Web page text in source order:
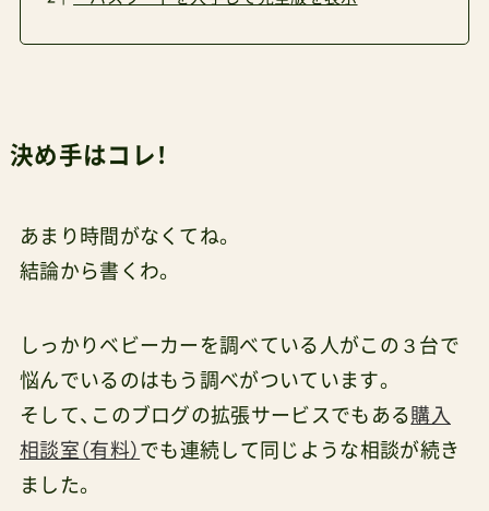
決め手はコレ！
あまり時間がなくてね。
結論から書くわ。
しっかりベビーカーを調べている人がこの３台で
悩んでいるのはもう調べがついています。
そして、このブログの拡張サービスでもある購入
相談室（有料） でも連続して同じような相談が続き
ました。